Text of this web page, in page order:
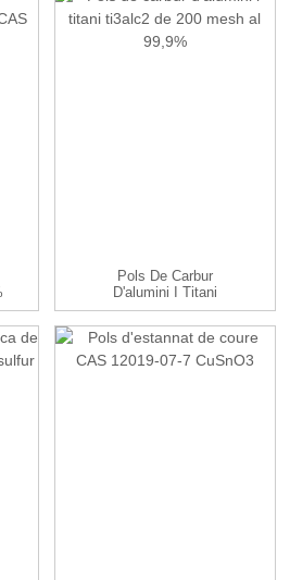
Pols De Carbur
D'alumini I Titani
Ti3alc2 De 200 Malles...